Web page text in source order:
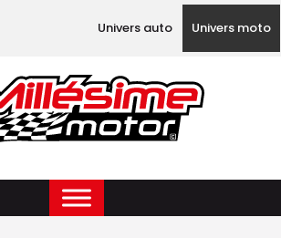
Univers auto Univers moto